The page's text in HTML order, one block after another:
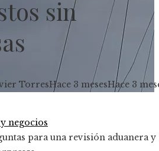
sin
TorresHace 3 mesesHace 3
negocios
para una revisión aduanera y